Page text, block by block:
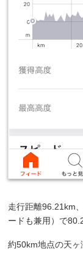
走行距離96.21km
ードも兼用）で
約50km地点の天